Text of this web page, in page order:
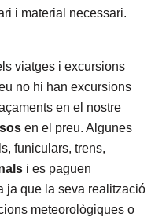
i material necessari.
viatges i excursions
no hi han excursions
en el nostre
en el preu. Algunes
funiculars, trens,
i es paguen
ja que la seva realització
meteorològiques o